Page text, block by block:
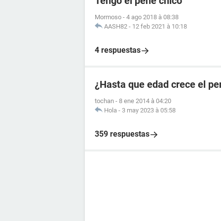
Mormoso - 4 ago 2018 à 08:38
AASH82 - 12 feb 2021 à 10:18
4 respuestas
¿Hasta que edad crece el
tochan - 8 ene 2014 à 04:20
Hola - 3 may 2023 à 05:58
359 respuestas